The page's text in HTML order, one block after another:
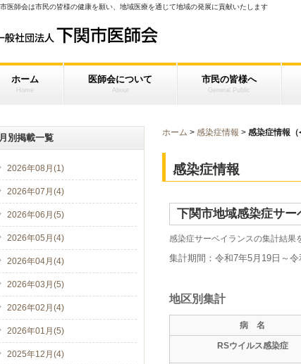
医師会は市民の皆様の健康を願い、地域医療を通じて地域の発展に貢献いたします
ホーム
Home
医師会について
About
市民の皆様へ
General Public
ホーム > 感染症情報 > 感染症情報
感染症情報
下関市地域感染症サー
感染症サーベイランスの集計結果
集計期間：令和7年5月19 日～
地区別集計
病 名
RSウイルス感染症
月別掲載一覧
2026年08月(1)
2026年07月(4)
2026年06月(5)
2026年05月(4)
2026年04月(4)
2026年03月(5)
2026年02月(4)
2026年01月(5)
2025年12月(4)